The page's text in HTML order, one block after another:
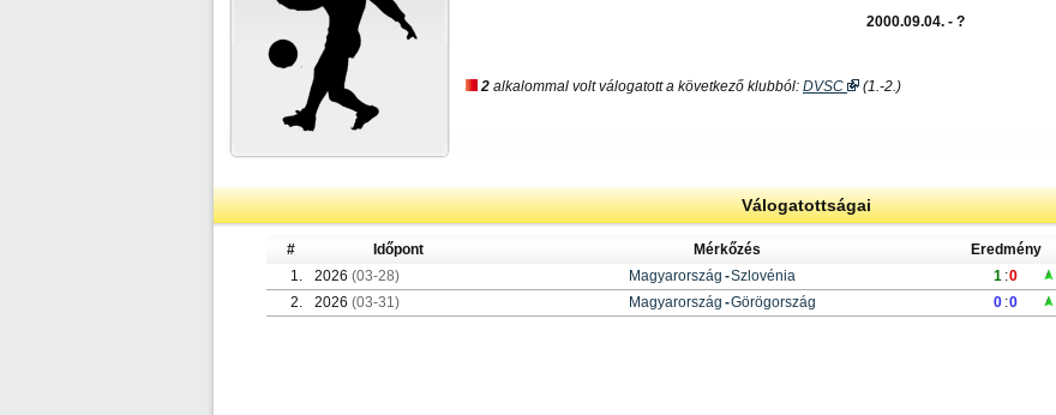
2000.09.04. - ?
2 alkalommal volt válogatott a következő klubból: DVSC (1.-2.)
Válogatottságai
# Időpont Mérkőzés Eredmény
1.
2026 (03-28) Magyarország -Szlovénia 1 :0
2.
2026 (03-31) Magyarország -Görögország 0 :0